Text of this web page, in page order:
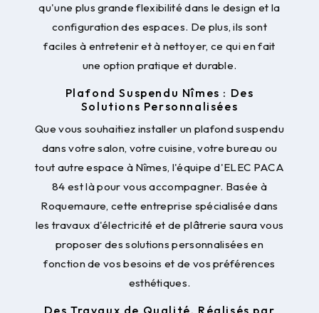
qu'une plus grande flexibilité dans le design et la
configuration des espaces. De plus, ils sont
faciles à entretenir et à nettoyer, ce qui en fait
une option pratique et durable.
Plafond Suspendu Nîmes : Des
Solutions Personnalisées
Que vous souhaitiez installer un plafond suspendu
dans votre salon, votre cuisine, votre bureau ou
tout autre espace à Nîmes, l'équipe d'ELEC PACA
84 est là pour vous accompagner. Basée à
Roquemaure, cette entreprise spécialisée dans
les travaux d'électricité et de plâtrerie saura vous
proposer des solutions personnalisées en
fonction de vos besoins et de vos préférences
esthétiques.